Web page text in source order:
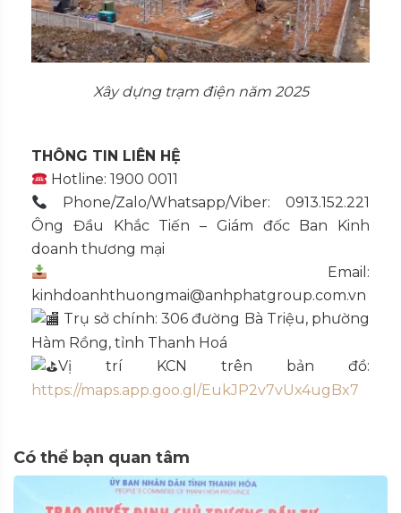
Xây dựng trạm điện năm 2025
THÔNG TIN LIÊN HỆ
Hotline: 1900 0011
Phone/Zalo/Whatsapp/Viber: 0913.152.221
Ông Đầu Khắc Tiến – Giám đốc Ban Kinh
doanh thương mại
Email:
kinhdoanhthuongmai@anhphatgroup.com.vn
Trụ sở chính: 306 đường Bà Triệu, phường
Hàm Rồng, tỉnh Thanh Hoá
Vị trí KCN trên bản đồ:
https://maps.app.goo.gl/EukJP2v7vUx4ugBx7
Có thể bạn quan tâm